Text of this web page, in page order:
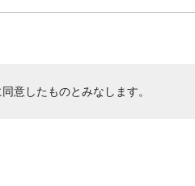
意したものとみなします。